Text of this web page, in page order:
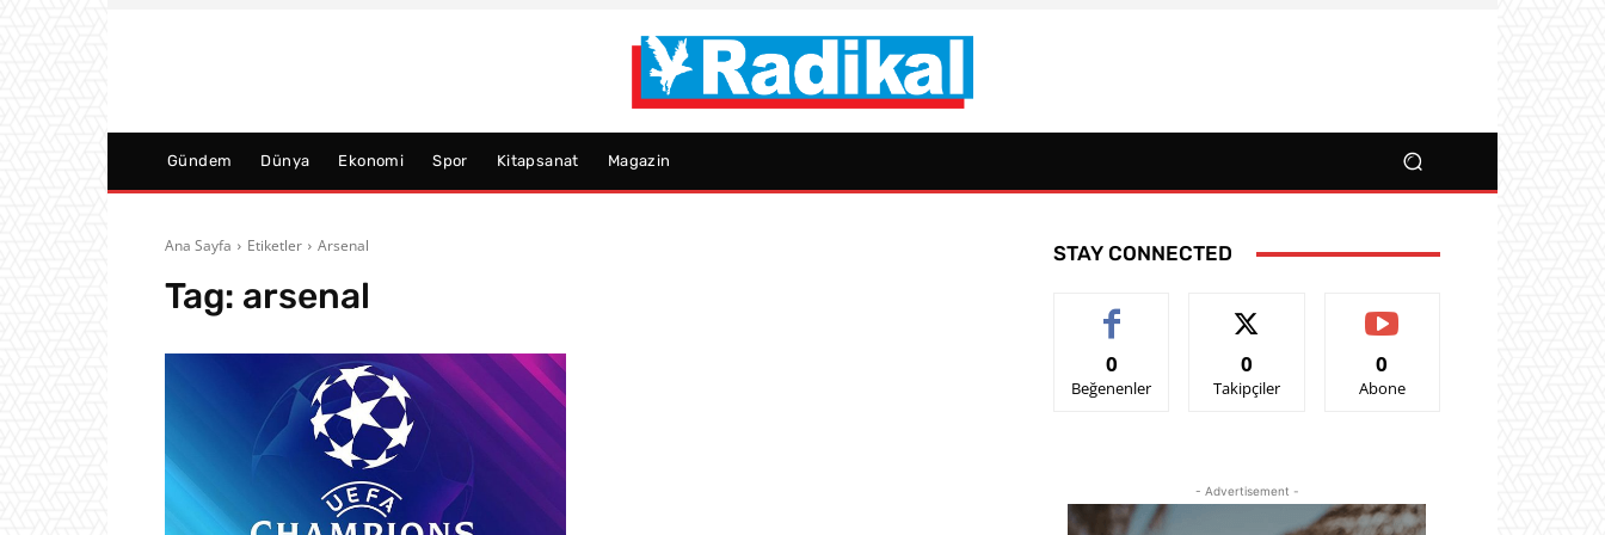
Gündem Dünya Ekonomi Spor Kitapsanat Magazin
Ana Sayfa Etiketler Arsenal
Tag: arsenal
STAY CONNECTED
0
Beğenenler
0
Takipçiler
0
Abone
- Advertisement -